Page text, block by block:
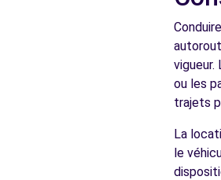
HENIN BEAUMONT, FR-62, 62110
ou les
trajets
La
le